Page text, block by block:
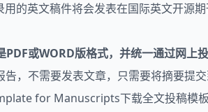
的英文稿件将会发表在国际英文开源期
PDF或WORD版格式，并统一通过网上
告，不需要发表文章，只需要将摘要提
for Manuscripts下载全文投稿模